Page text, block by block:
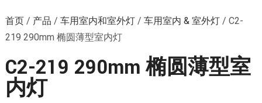
首页/ 产品 / 车用室内和室外灯/ 车用室内 & 室外灯/ C2-
219 290mm 椭圆薄型室内灯
C2-219 290mm 椭圆薄型室
内灯